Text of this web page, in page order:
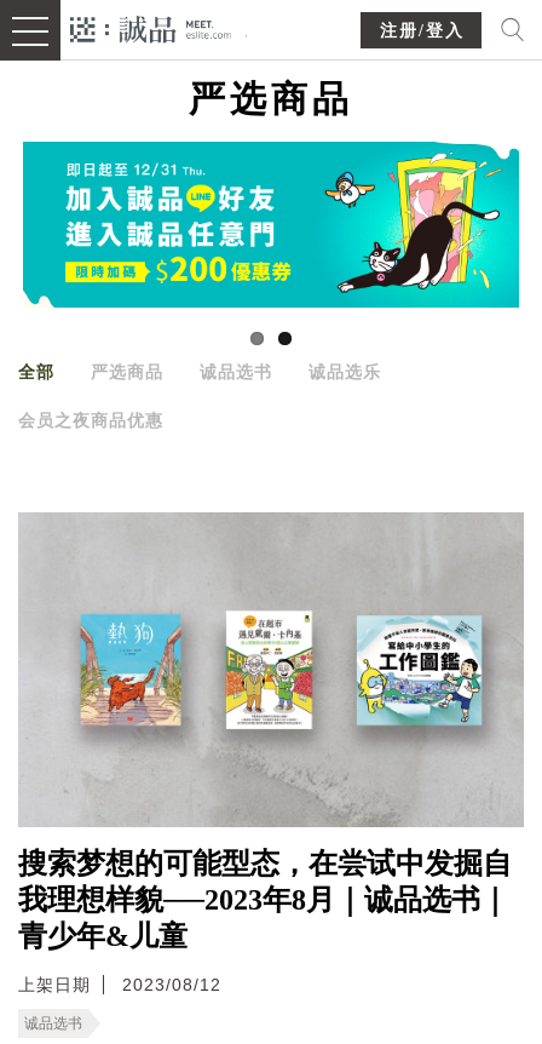
注册/登入
严选商品
全部 严选商品 诚品选书 诚品选乐
会员之夜商品优惠
搜索梦想的可能型态，在尝试中发掘自
我理想样貌──2023年8月｜诚品选书｜
青少年&儿童
上架日期 2023/08/12
诚品选书